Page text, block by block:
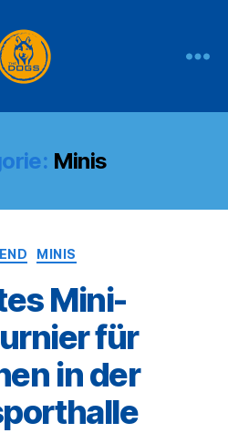
DOGS
Minis
Kategorien
MINIS
Mini-
für
in der